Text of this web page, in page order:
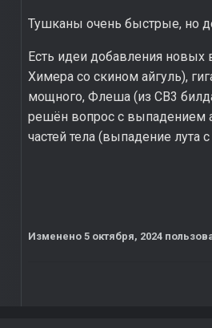
Тушканы очень быстрые, но
Есть идеи добавления новых
Химера со скином айгуль),
мощного, Флеша (из СВ3
решён вопрос с выпадением
частей тела (выпадение лута
Изменено 5 октября, 2024